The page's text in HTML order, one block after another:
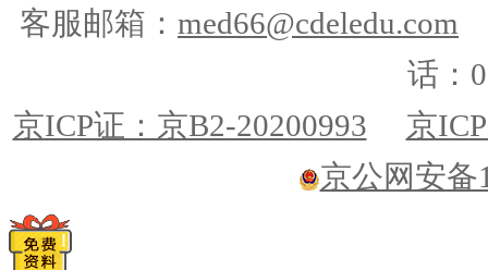
客服邮箱： med66@cdeledu.com
话：
京ICP证：京B2-20200993
京
京公网安备